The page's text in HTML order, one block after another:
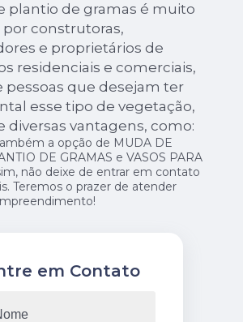
plantio de gramas é muito
construtoras,
e proprietários de
residenciais e comerciais,
pessoas que desejam ter
esse tipo de vegetação,
diversas vantagens, como:
a opção de MUDA DE
DE GRAMAS e VASOS PARA
não deixe de entrar em contato
Teremos o prazer de atender
em Contato